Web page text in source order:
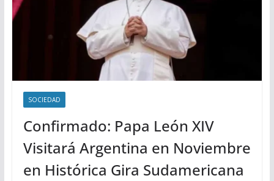
SOCIEDAD
Confirmado: Papa León XIV
Visitará Argentina en Noviembre
en Histórica Gira Sudamericana